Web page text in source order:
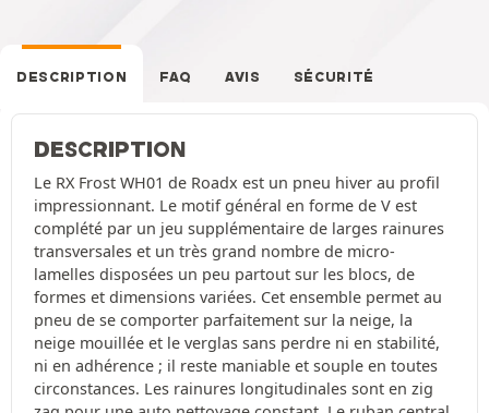
DESCRIPTION FAQ AVIS SÉCURITÉ
DESCRIPTION
Le RX Frost WH01 de Roadx est un pneu hiver au profil
impressionnant. Le motif général en forme de V est
complété par un jeu supplémentaire de larges rainures
transversales et un très grand nombre de micro-
lamelles disposées un peu partout sur les blocs, de
formes et dimensions variées. Cet ensemble permet au
pneu de se comporter parfaitement sur la neige, la
neige mouillée et le verglas sans perdre ni en stabilité,
ni en adhérence ; il reste maniable et souple en toutes
circonstances. Les rainures longitudinales sont en zig